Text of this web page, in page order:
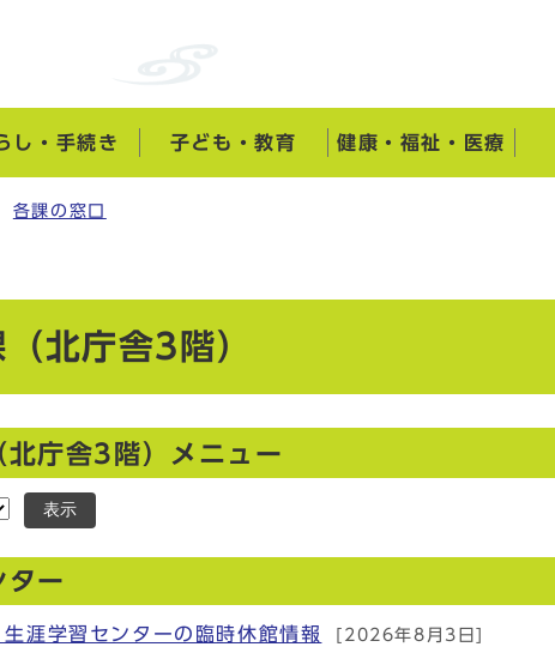
し・手続き 子ども・教育 健康・福祉・医療
各課の窓口
北庁舎3階）
北庁舎3階）メニュー
表示
ター
涯学習センターの臨時休館情報 [2026年8月3日]